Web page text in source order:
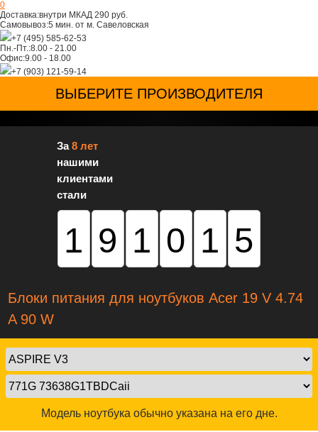
0
Доставка:внутри МКАД 290 руб.
Самовывоз:5 мин. от м. Савеловская
+7 (495) 585-62-53
Пн.-Пт.:8.00 - 21.00
Офис:9.00 - 18.00
+7 (903) 121-59-14
ВЫБЕРИТЕ ПРОИЗВОДИТЕЛЯ
За8 лет
нашими
клиентами
стали
191015
Блоки питания для ноутбуков Acer 19 V 4.74
A 90 W
Модель ноутбука обычно указана на его дне.